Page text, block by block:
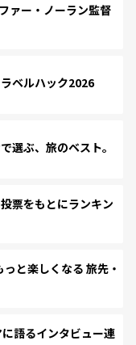
ァー・ノーラン監督
ベルハック2026
ぶ、旅のベスト。
票をもとにランキン
と楽しくなる 旅先・
語るインタビュー連